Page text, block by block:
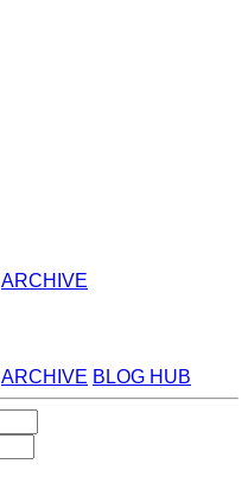
ARCHIVE
ARCHIVE BLOG HUB